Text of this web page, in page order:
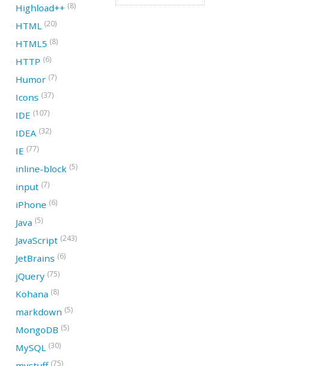
Highload++ (8)
HTML (20)
HTML5 (8)
HTTP (6)
Humor (7)
Icons (37)
IDE (107)
IDEA (32)
IE (77)
inline-block (5)
input (7)
iPhone (6)
Java (5)
JavaScript (243)
JetBrains (6)
jQuery (75)
Kohana (8)
markdown (5)
MongoDB (5)
MySQL (30)
(75)